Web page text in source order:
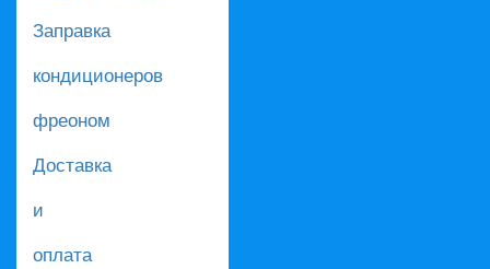
Заправка
кондиционеров
фреоном
Доставка
и
оплата